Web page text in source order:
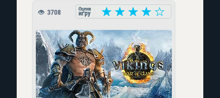
3708